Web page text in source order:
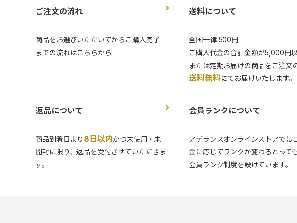
ご注文の流れ
商品をお選びいただいてからご購入完了
までの流れはこちらから
送料について
全国一律 500円
ご購入代金の合計金額が5,000円
または定期お届けの商品をご注文
送料無料にてお届けいたします。
返品について
商品到着日より 8日以内かつ未使用・未
開封に限り、返品を受付させていただきま
す。
会員ランクについて
アデランスオンラインストアでは
金に応じてランクが変わるとって
会員ランク制度を設けています。